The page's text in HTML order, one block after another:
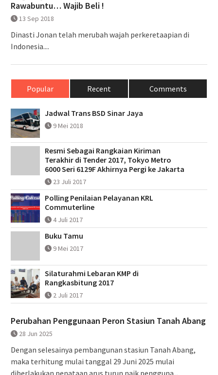
Rawabuntu… Wajib Beli !
13 Sep 2018
Dinasti Jonan telah merubah wajah perkeretaapian di
Indonesia....
Popular Recent Comments
Jadwal Trans BSD Sinar Jaya
9 Mei 2018
Resmi Sebagai Rangkaian Kiriman
Terakhir di Tender 2017, Tokyo Metro
6000 Seri 6129F Akhirnya Pergi ke Jakarta
23 Juli 2017
Polling Penilaian Pelayanan KRL
Commuterline
4 Juli 2017
Buku Tamu
9 Mei 2017
Silaturahmi Lebaran KMP di
Rangkasbitung 2017
2 Juli 2017
Perubahan Penggunaan Peron Stasiun Tanah Abang
28 Jun 2025
Dengan selesainya pembangunan stasiun Tanah Abang,
maka terhitung mulai tanggal 29 Juni 2025 mulai
diberlakukan penataan arus turun naik pengguna...